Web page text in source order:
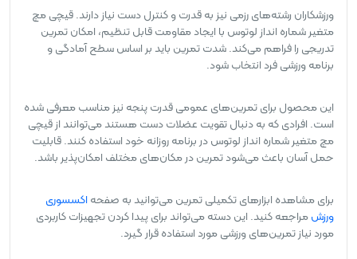
ورزشکاران رشته‌های رزمی نیز به قدرت و کنترل دست نیاز دارند. قیچی مچ
متغیر شماره انداز لوتوس با ایجاد مقاومت قابل تنظیم، امکان تمرین
تدریجی را فراهم می‌کند. شدت تمرین باید بر اساس سطح آمادگی و
برنامه ورزشی فرد انتخاب شود.
این محصول برای تمرین‌های عمومی قدرت پنجه نیز مناسب معرفی شده
است. افرادی که به دنبال تقویت عضلات دست هستند می‌توانند از قیچی
مچ متغیر شماره انداز لوتوس در برنامه روزانه خود استفاده کنند. قابلیت
حمل آسان باعث می‌شود تمرین در مکان‌های مختلف امکان‌پذیر باشد.
برای مشاهده ابزارهای تکمیلی تمرین می‌توانید به صفحهاکسسوری
ورزشمراجعه کنید. این دسته می‌تواند برای پیدا کردن تجهیزات کاربردی
مورد نیاز تمرین‌های ورزشی مورد استفاده قرار گیرد.